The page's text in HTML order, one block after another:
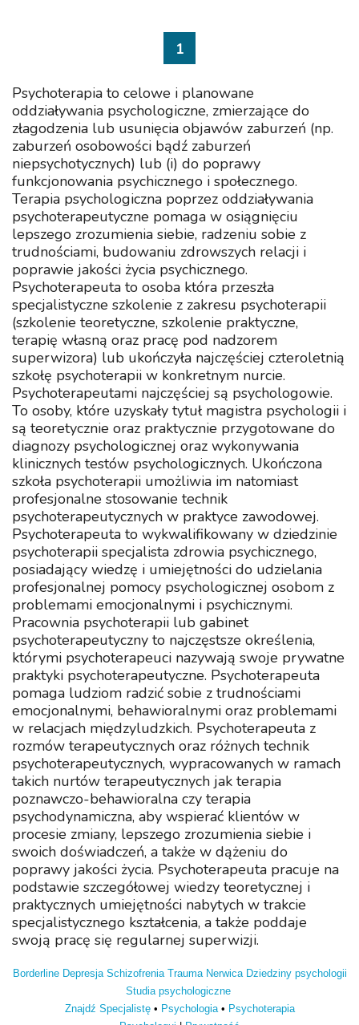
1
Psychoterapia to celowe i planowane
oddziaływania psychologiczne, zmierzające do
złagodzenia lub usunięcia objawów zaburzeń (np.
zaburzeń osobowości bądź zaburzeń
niepsychotycznych) lub (i) do poprawy
funkcjonowania psychicznego i społecznego.
Terapia psychologiczna poprzez oddziaływania
psychoterapeutyczne pomaga w osiągnięciu
lepszego zrozumienia siebie, radzeniu sobie z
trudnościami, budowaniu zdrowszych relacji i
poprawie jakości życia psychicznego.
Psychoterapeuta to osoba która przeszła
specjalistyczne szkolenie z zakresu psychoterapii
(szkolenie teoretyczne, szkolenie praktyczne,
terapię własną oraz pracę pod nadzorem
superwizora) lub ukończyła najczęściej czteroletnią
szkołę psychoterapii w konkretnym nurcie.
Psychoterapeutami najczęściej są psychologowie.
To osoby, które uzyskały tytuł magistra psychologii i
są teoretycznie oraz praktycznie przygotowane do
diagnozy psychologicznej oraz wykonywania
klinicznych testów psychologicznych. Ukończona
szkoła psychoterapii umożliwia im natomiast
profesjonalne stosowanie technik
psychoterapeutycznych w praktyce zawodowej.
Psychoterapeuta to wykwalifikowany w dziedzinie
psychoterapii specjalista zdrowia psychicznego,
posiadający wiedzę i umiejętności do udzielania
profesjonalnej pomocy psychologicznej osobom z
problemami emocjonalnymi i psychicznymi.
Pracownia psychoterapii lub gabinet
psychoterapeutyczny to najczęstsze określenia,
którymi psychoterapeuci nazywają swoje prywatne
praktyki psychoterapeutyczne. Psychoterapeuta
pomaga ludziom radzić sobie z trudnościami
emocjonalnymi, behawioralnymi oraz problemami
w relacjach międzyludzkich. Psychoterapeuta z
rozmów terapeutycznych oraz różnych technik
psychoterapeutycznych, wypracowanych w ramach
takich nurtów terapeutycznych jak terapia
poznawczo-behawioralna czy terapia
psychodynamiczna, aby wspierać klientów w
procesie zmiany, lepszego zrozumienia siebie i
swoich doświadczeń, a także w dążeniu do
poprawy jakości życia. Psychoterapeuta pracuje na
podstawie szczegółowej wiedzy teoretycznej i
praktycznych umiejętności nabytych w trakcie
specjalistycznego kształcenia, a także poddaje
swoją pracę się regularnej superwizji.
Borderline Depresja Schizofrenia Trauma Nerwica Dziedziny psychologii
Studia psychologiczne
Znajdź Specjalistę• Psychologia• Psychoterapia